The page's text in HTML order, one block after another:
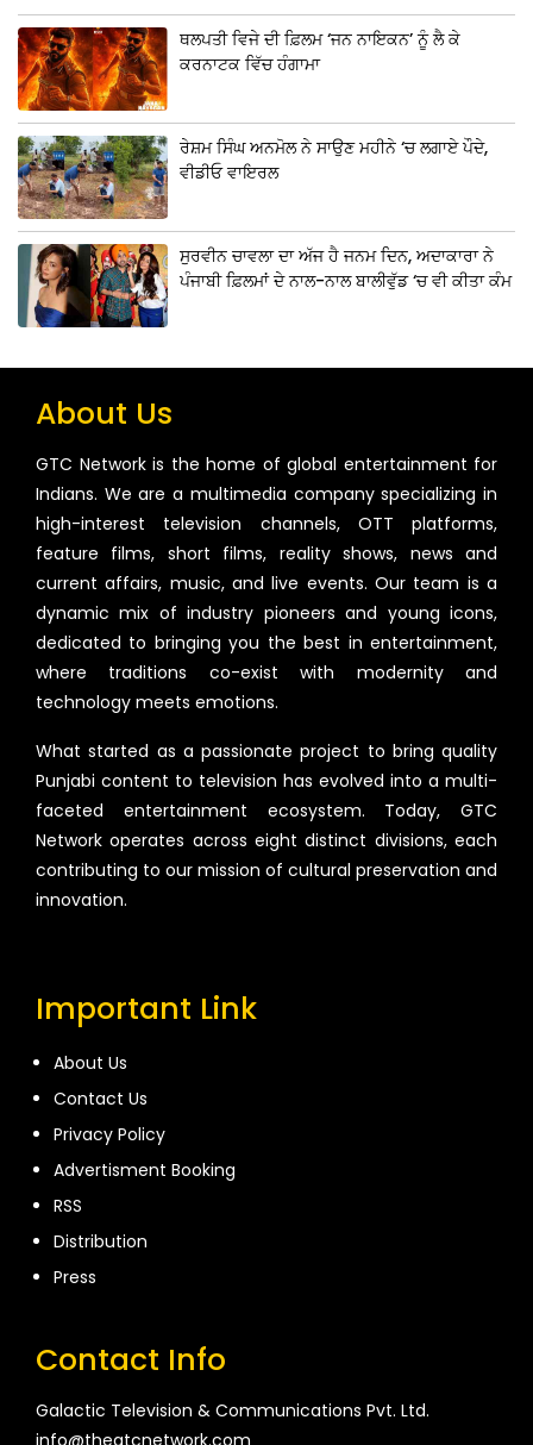
ਥਲਪਤੀ ਵਿਜੇ ਦੀ ਫ਼ਿਲਮ ‘ਜਨ ਨਾਇਕਨ’ ਨੂੰ ਲੈ ਕੇ
ਕਰਨਾਟਕ ਵਿੱਚ ਹੰਗਾਮਾ
ਰੇਸ਼ਮ ਸਿੰਘ ਅਨਮੋਲ ਨੇ ਸਾਉਣ ਮਹੀਨੇ ‘ਚ ਲਗਾਏ ਪੌਦੇ,
ਵੀਡੀਓ ਵਾਇਰਲ
ਸੁਰਵੀਨ ਚਾਵਲਾ ਦਾ ਅੱਜ ਹੈ ਜਨਮ ਦਿਨ, ਅਦਾਕਾਰਾ ਨੇ
ਪੰਜਾਬੀ ਫ਼ਿਲਮਾਂ ਦੇ ਨਾਲ-ਨਾਲ ਬਾਲੀਵੁੱਡ ‘ਚ ਵੀ ਕੀਤਾ ਕੰਮ
About Us
GTC Network is the home of global entertainment for
Indians. We are a multimedia company specializing in
high-interest television channels, OTT platforms,
feature films, short films, reality shows, news and
current affairs, music, and live events. Our team is a
dynamic mix of industry pioneers and young icons,
dedicated to bringing you the best in entertainment,
where traditions co-exist with modernity and
technology meets emotions.
What started as a passionate project to bring quality
Punjabi content to television has evolved into a multi-
faceted entertainment ecosystem. Today, GTC
Network operates across eight distinct divisions, each
contributing to our mission of cultural preservation and
innovation.
Important Link
About Us
Contact Us
Privacy Policy
Advertisment Booking
RSS
Distribution
Press
Contact Info
Galactic Television & Communications Pvt. Ltd.
info@thegtcnetwork.com